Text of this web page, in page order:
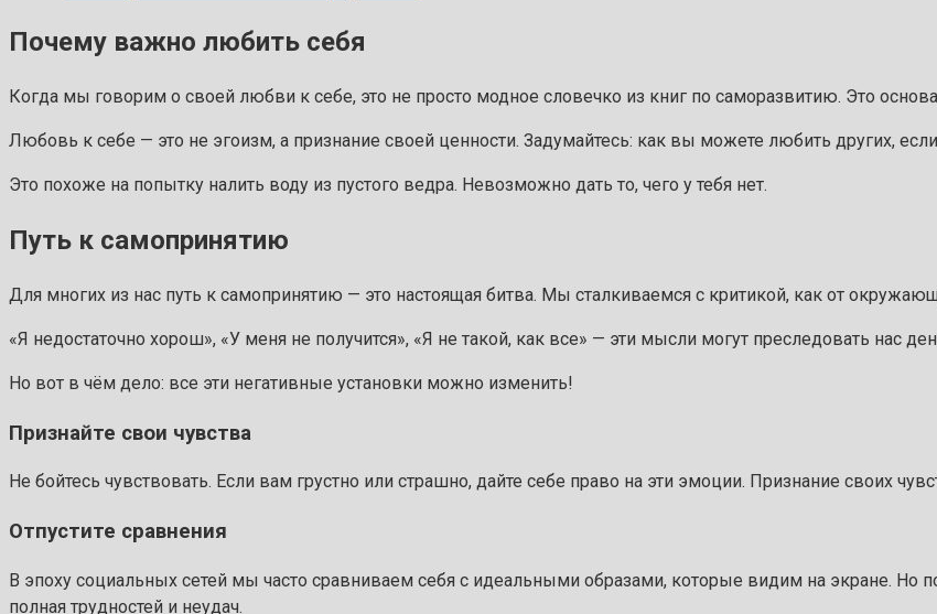
Почему важно любить себя
Когда мы говорим о своей любви к себе, это не просто модное словечко из книг по саморазвитию. Это
Любовь к себе — это не эгоизм, а признание своей ценности. Задумайтесь: как вы можете любить других,
Это похоже на попытку налить воду из пустого ведра. Невозможно дать то, чего у тебя нет.
Путь к самопринятию
Для многих из нас путь к самопринятию — это настоящая битва. Мы сталкиваемся с критикой, как от
«Я недостаточно хорош», «У меня не получится», «Я не такой, как все» — эти мысли могут преследовать нас
Но вот в чём дело: все эти негативные установки можно изменить!
Признайте свои чувства
Не бойтесь чувствовать. Если вам грустно или страшно, дайте себе право на эти эмоции. Признание своих
Отпустите сравнения
В эпоху социальных сетей мы часто сравниваем себя с идеальными образами, которые видим на экране. Но
полная трудностей и неудач.